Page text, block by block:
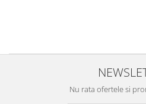
Nu rata ofertele si